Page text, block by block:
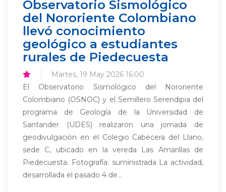
Observatorio Sismológico
del Nororiente Colombiano
llevó conocimiento
geológico a estudiantes
rurales de Piedecuesta
Martes, 19 May 2026 16:00
El Observatorio Sismológico del Nororiente
Colombiano (OSNOC) y el Semillero Serendipia del
programa de Geología de la Universidad de
Santander (UDES) realizaron una jornada de
geodivulgación en el Colegio Cabecera del Llano,
sede C, ubicado en la vereda Las Amarillas de
Piedecuesta. Fotografía: suministrada La actividad,
desarrollada el pasado 4 de...